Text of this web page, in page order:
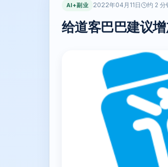
AI+副业 2022年04月11日 约 2 分
给道客巴巴建议